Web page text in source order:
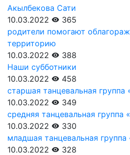
Акылбекова Сати
10.03.2022
365
родители помогают
территорию
10.03.2022
388
Наши субботники
10.03.2022
458
старшая танцевальная группа
10.03.2022
349
средняя танцевальная группа
10.03.2022
330
младшая танцевальная группа
10.03.2022
328